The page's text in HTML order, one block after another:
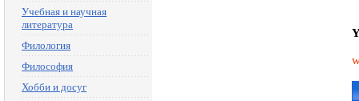
Учебная и научная
литература
Филология
Философия
Хобби и досуг